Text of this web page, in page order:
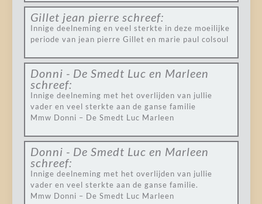
Gillet jean pierre schreef:
Innige deelneming en veel sterkte in deze moeilijke
periode van jean pierre Gillet en marie paul colsoul
Donni - De Smedt Luc en Marleen
schreef:
Innige deelneming met het overlijden van jullie
vader en veel sterkte aan de ganse familie
Mmw Donni – De Smedt Luc Marleen
Donni - De Smedt Luc en Marleen
schreef:
Innige deelneming met het overlijden van jullie
vader en veel sterkte aan de ganse familie.
Mmw Donni – De Smedt Luc Marleen